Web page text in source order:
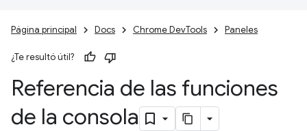
Página principal Docs Chrome DevTools Paneles
¿Te resultó útil?
Referencia de las funciones
de la consola